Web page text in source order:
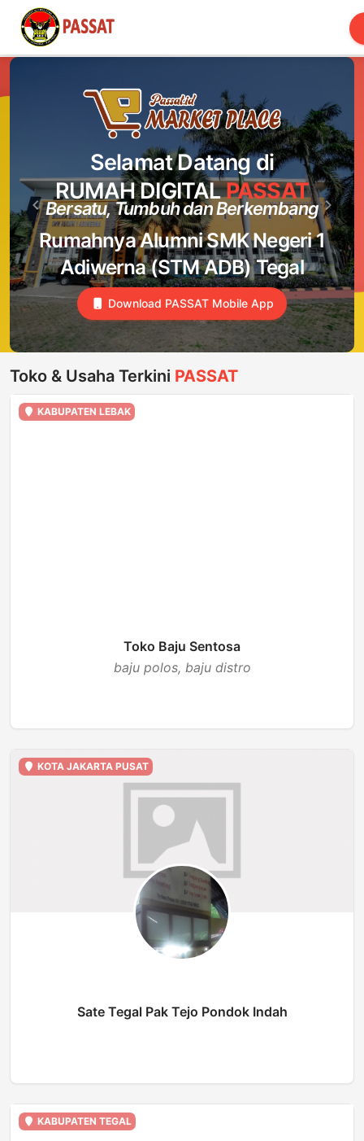
Selamat Datang di
RUMAH DIGITALPASSAT
Bersatu, Tumbuh dan Berkembang
Rumahnya Alumni SMK Negeri 1
Adiwerna (STM ADB) Tegal
Download PASSAT Mobile App
keyboard_arrow_leftPrevious keyboard_arrow_rightNext
Toko & Usaha Terkini PASSAT
KABUPATEN LEBAK
Toko Baju Sentosa
baju polos, baju distro
KOTA JAKARTA PUSAT
Sate Tegal Pak Tejo Pondok Indah
KABUPATEN TEGAL